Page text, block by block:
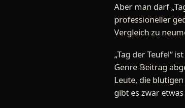
Aber man darf
professioneller
Vergleich zu
„Tag der Teufel“
Genre-Beitrag
Leute, die
gibt es zwar